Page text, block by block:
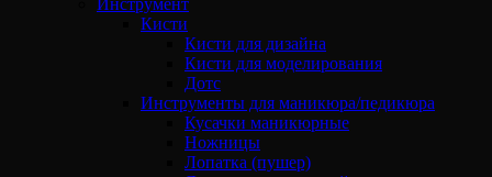
Инструмент
Кисти
Кисти для дизайна
Кисти для моделирования
Дотс
Инструменты для маникюра/педикюра
Кусачки маникюрные
Ножницы
Лопатка (пушер)